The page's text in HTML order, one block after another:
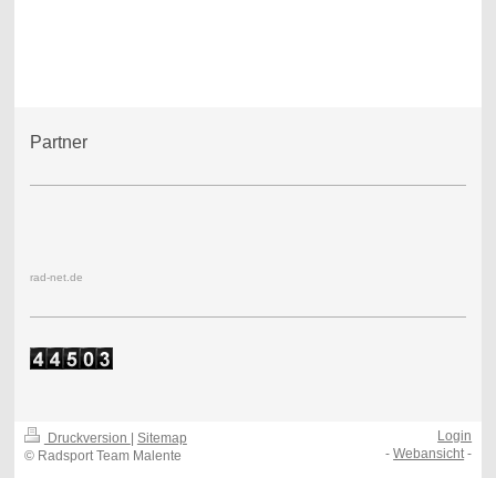
Partner
rad-net.de
Druckversion | Sitemap
© Radsport Team Malente
Login
-Webansicht -